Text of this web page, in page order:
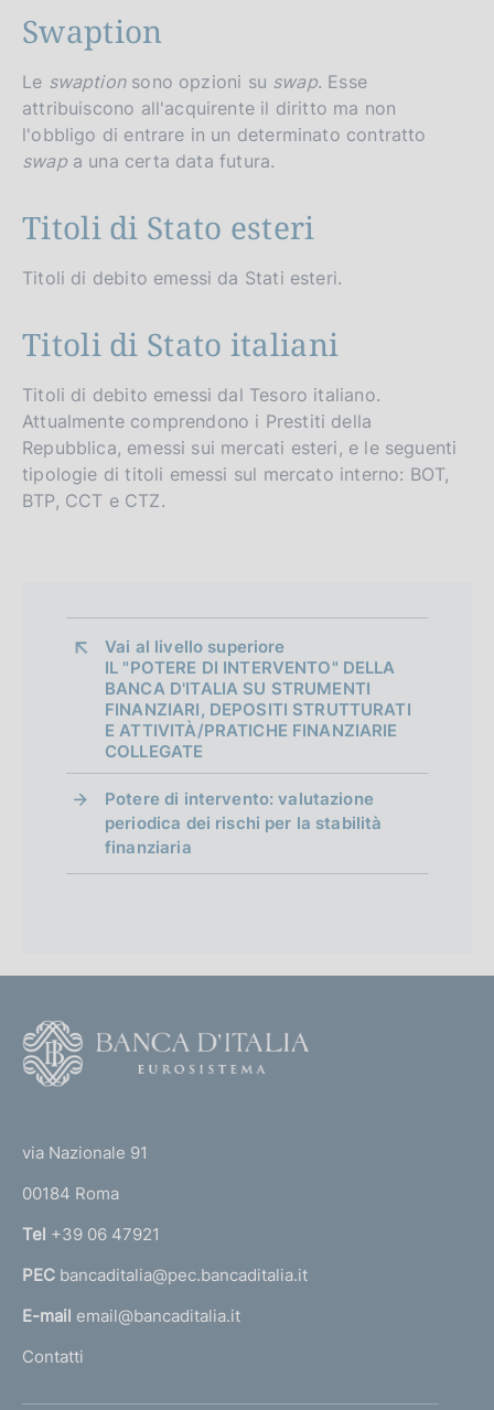
Swaption
Le swaptionsono opzioni su swap. Esse
attribuiscono all'acquirente il diritto ma non
l'obbligo di entrare in un determinato contratto
swapa una certa data futura.
Titoli di Stato esteri
Titoli di debito emessi da Stati esteri.
Titoli di Stato italiani
Titoli di debito emessi dal Tesoro italiano.
Attualmente comprendono i Prestiti della
Repubblica, emessi sui mercati esteri, e le seguenti
tipologie di titoli emessi sul mercato interno: BOT,
BTP, CCT e CTZ.
Vai al livello superiore
IL "POTERE DI INTERVENTO" DELLA
BANCA D'ITALIA SU STRUMENTI
FINANZIARI, DEPOSITI STRUTTURATI
E ATTIVITÀ/PRATICHE FINANZIARIE
COLLEGATE
Potere di intervento: valutazione
periodica dei rischi per la stabilità
finanziaria
r
n
a
l
'
via Nazionale 91
00184 Roma
Tel +39 06 47921
PEC bancaditalia@pec.bancaditalia.it
E-mail email@bancaditalia.it
Contatti